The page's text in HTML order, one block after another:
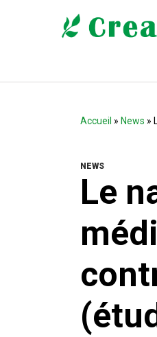
Accueil » News »
NEWS
Le